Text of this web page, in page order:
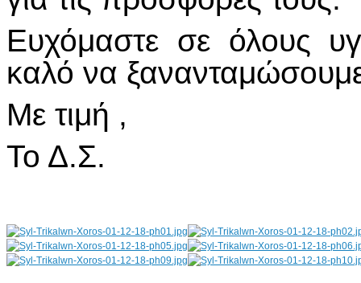
Ευχόμαστε σε όλους
καλό να
Με τιμή ,
Το Δ.Σ.